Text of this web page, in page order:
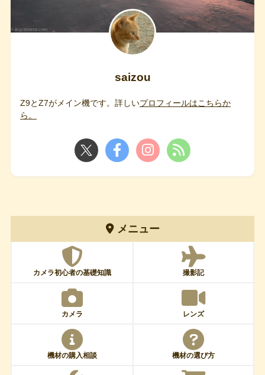
saizou
Z9とZ7がメイン機です。詳しいプロフィールはこちらか
ら。
メニュー
カメラ初心者の基礎知識 撮影記
カメラ レンズ
機材の購入相談 機材の選び方